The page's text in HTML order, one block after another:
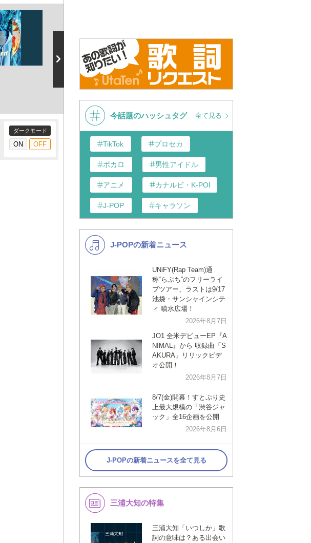
映画『ドラゴンボール超 ブロリ
ー』主題歌「Blizzard」映画版ミ
三浦大知(Daichi Miura) / Blizzard
from DAICHI MIURA LIVE
ダークモード
今話題のハッシュタグ 全て見る
TikTok プロセカ
ボカロ 男性アイドル
アニメ カナルビ・K-POP和訳
J-POP キャラソン
K-POP 演歌・歌謡
洋楽
VTuber ディズニー
J-POPの新着ニュース
UNiFY(Rap Team)通
称“らぷち”のフリーライ
ブツアー、ラストは9/17
池袋・サンシャインシテ
ィ 噴水広場！
2026年8月7日
JO1 全米デビューEP『A
NIMAL』から 収録曲「S
AKURA」リリックビデ
オ公開！
2026年8月7日
8/7(金)開幕！すとぷり史
上最大規模の「渋谷ジャ
ック」全16企画を公開
2026年8月6日
J-POPの新着ニュースを全て見る
三浦大知の特集
三浦大知「いつしか」歌
詞の意味は？ある出会い